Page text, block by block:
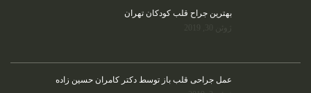
بهترین جراح قلب کودکان تهران
عمل جراحی قلب باز توسط دکتر کامران حسین زاده